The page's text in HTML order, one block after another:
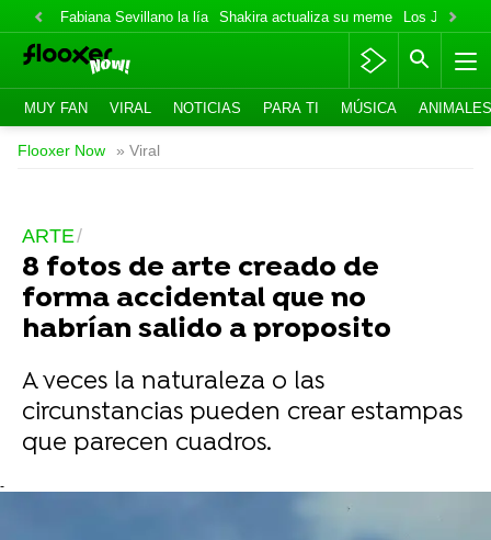
Fabiana Sevillano la lía Shakira actualiza su meme Los Jonas
MUY FAN VIRAL NOTICIAS PARA TI MÚSICA ANIMALES
Flooxer Now » Viral
ARTE
8 fotos de arte creado de
forma accidental que no
habrían salido a proposito
A veces la naturaleza o las
circunstancias pueden crear estampas
que parecen cuadros.
-